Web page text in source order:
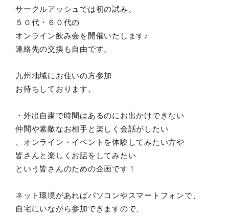
サークルアッシュでは初の試み、
５０代・６０代の
オンライン飲み会を開催いたします♪
連絡先の交換も自由です。
九州地域にお住いの方参加
お待ちしております。
・外出自粛で時間はあるのにお出かけできない
仲間や素敵なお相手と楽しく会話がしたい
、オンライン・イベントを体験してみたい方や
皆さんと楽しくお話をしてみたい
という皆さんのための企画です！
ネット環境があればパソコンやスマートフォンで、
自宅にいながら参加できますので、